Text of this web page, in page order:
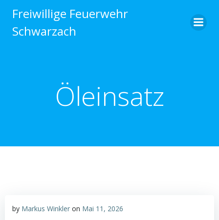
Inhalt
Freiwillige Feuerwehr
Schwarzach
Öleinsatz
by Markus Winkler on Mai 11, 2026